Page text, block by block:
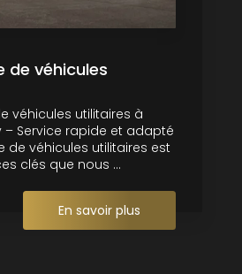
de véhicules
véhicules utilitaires à
Service rapide et adapté
de véhicules utilitaires est
clés que nous ...
En savoir plus